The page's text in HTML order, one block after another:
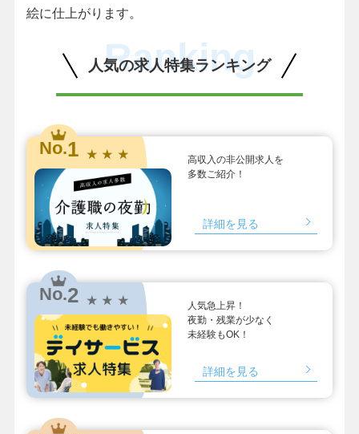
絵に仕上がります。
人気の求人特集ランキング
Ranking
No.1 ★ ★ ★
高収入の非公開求人を
多数ご紹介！
詳細を見る
No.2 ★ ★ ★
人気急上昇！
夜勤・残業が少なく
未経験もOK！
詳細を見る